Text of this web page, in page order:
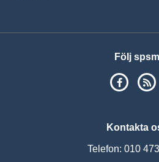
Följ spsm
Kontakta
Telefon: 010